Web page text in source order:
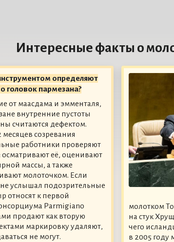
Интересные факты о
определяют
головок пармезана?
от маасдама и эмменталя,
внутренние пустоты
считаются дефектом.
месяцев созревания
работники проверяют
осматривают её, оценивают
массы, а также
молоточком. Если
не услышал подозрительные
относят к первой
Parmigiano
продают как вторую
маркировку удаляют,
не могут.
молотком
на стук
чего
в 2005 году